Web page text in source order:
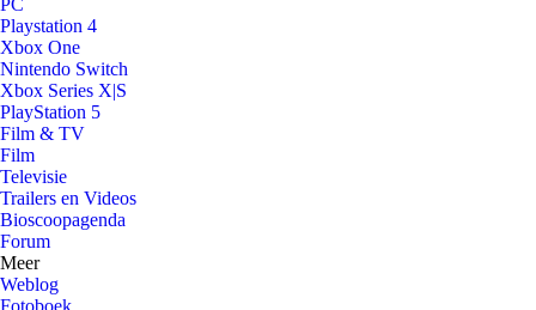
PC
Playstation 4
Xbox One
Nintendo Switch
Xbox Series X|S
PlayStation 5
Film & TV
Film
Televisie
Trailers en Videos
Bioscoopagenda
Forum
Meer
Weblog
Fotoboek